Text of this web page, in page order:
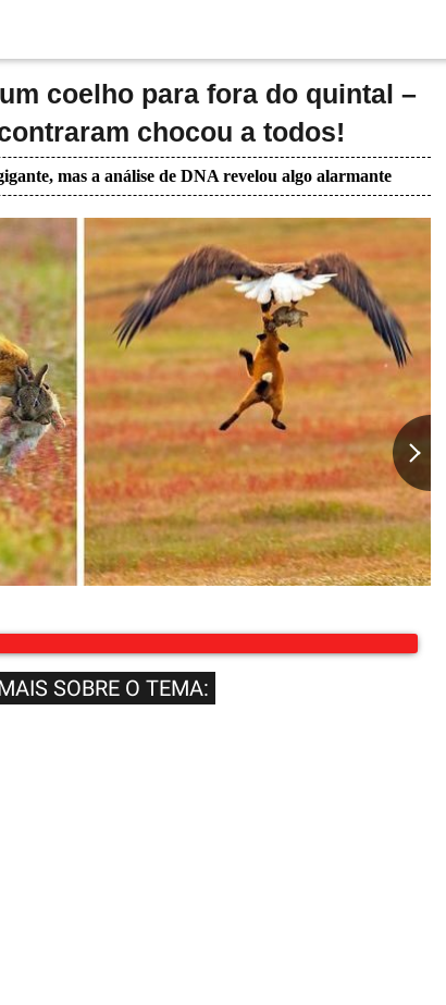
coelho para fora do quintal –
chocou a todos!
mas a análise de DNA revelou algo alarmante
SOBRE O TEMA: